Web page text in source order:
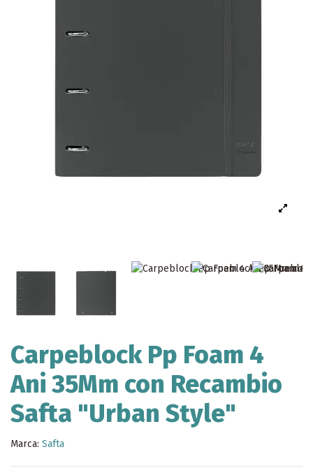
Carpeblock Pp Foam 4
Ani 35Mm con Recambio
Safta "Urban Style"
Marca: Safta